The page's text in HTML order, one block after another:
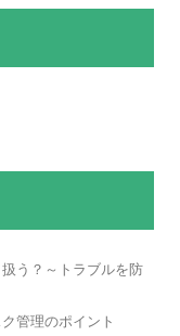
う？～トラブルを防
管理のポイント